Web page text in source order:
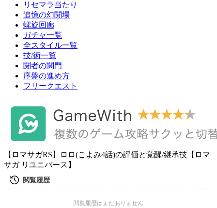
リセマラ当たり
追憶の幻闘場
螺旋回廊
ガチャ一覧
全スタイル一覧
技/術一覧
闘者の関門
序盤の進め方
フリークエスト
【ロマサガRS】ロロ(こよみ4話)の評価と覚醒/継承技【ロマ
サガ リユニバース】